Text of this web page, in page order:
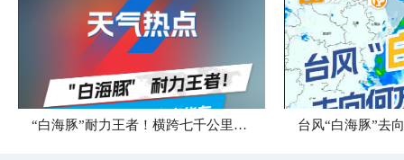
“白海豚”耐力王者！横跨七千公里直奔华东 台风“白海豚”去